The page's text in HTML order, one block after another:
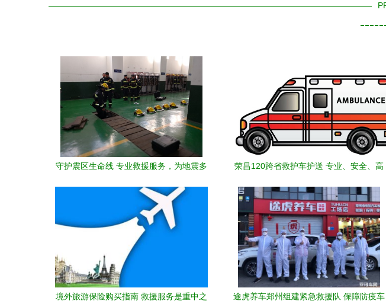
守护震区生命线 专业救援服务，为地震多
荣昌120跨省救护车护送 专业、安全、高
境外旅游保险购买指南 救援服务是重中之 途虎养车郑州组建紧急救援队 保障防疫车